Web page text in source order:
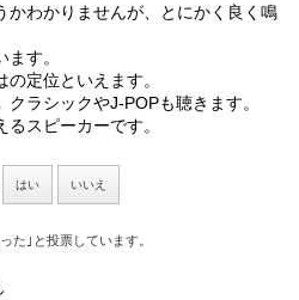
かわかりませんが、とにかく良く鳴
す。
定位といえます。
ラシックやJ-POPも聴きます。
スピーカーです。
はい いいえ
た｣と投票しています。